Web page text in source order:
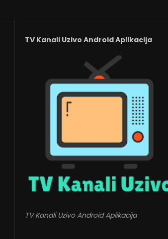
TV Kanali Uzivo Android Aplikacija
TV Kanali Uzivo Android Aplikacija